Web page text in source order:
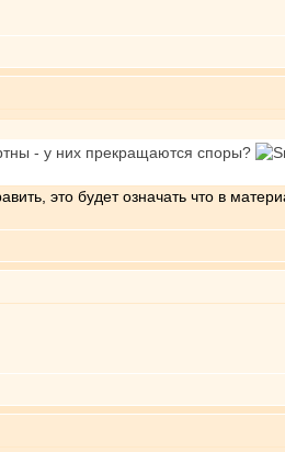
- у них прекращаются споры?
это будет означать что в